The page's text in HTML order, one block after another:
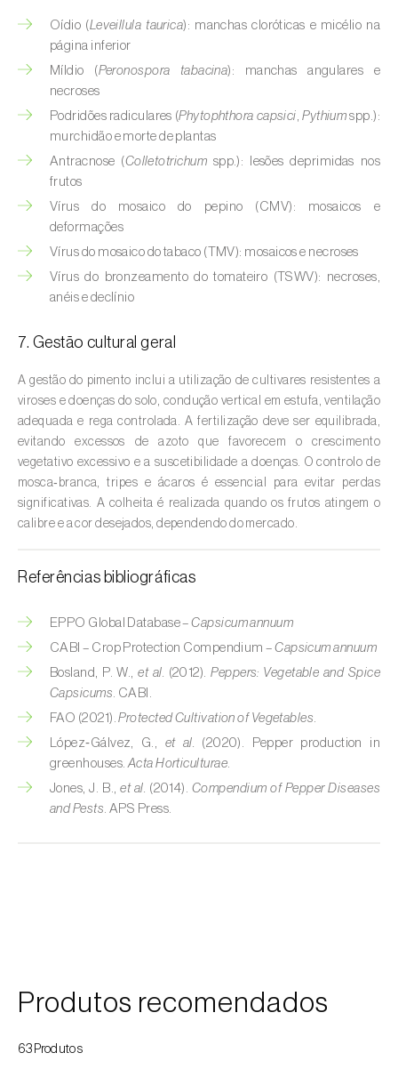
Cana-de-açúcar (
Cânhamo / Canábis (Cannabis sativa )
Carambola (Averrhoa carambola)
Carpino-europeu (Carpinus betulus)
Carvalhos ( Quercus spp. e Fagus spp.
Castanheiro (
Cebola (Allium cepa)
Daucus carota
Centeio (Secale cereale )
Cerejeira ( Prunus avium L. )
Cevada (Hordeum vulgare)
Cherovia / Pastinaca (Pastinaca sativa )
Citrus spp.
Colza (Brassica napus)
Coqueiro ( Cocos nucifera)
Couve (Brassica oleracea)
Craveiro (Dianthus caryophyllus )
Espargo (
Oídio (Leveillula taurica): manchas cloróticas e micélio na
página inferior
Míldio (Peronospora tabacina): manchas angulares e
necroses
Podridões radiculares (Phytophthora capsici,Pythium spp.):
murchidão e morte de plantas
Antracnose (Colletotrichumspp.): lesões deprimidas nos
frutos
Vírus do mosaico do pepino (CMV): mosaicos e
deformações
Vírus do mosaico do tabaco (TMV): mosaicos e necroses
Vírus do bronzeamento do tomateiro (TSWV): necroses,
anéis e declínio
7. Gestão cultural geral
A gestão do pimento inclui a utilização de cultivares resistentes a
viroses e doenças do solo, condução vertical em estufa, ventilação
adequada e rega controlada. A fertilização deve ser equilibrada,
evitando excessos de azoto que favorecem o crescimento
vegetativo excessivo e a suscetibilidade a doenças. O controlo de
mosca‑branca, tripes e ácaros é essencial para evitar perdas
significativas. A colheita é realizada quando os frutos atingem o
calibre e a cor desejados, dependendo do mercado.
Referências bibliográficas
EPPO Global Database –Capsicum annuum
CABI – Crop Protection Compendium –Capsicum annuum
Bosland, P. W.,et al. (2012).Peppers: Vegetable and Spice
Capsicums . CABI.
FAO (2021).Protected Cultivation of Vegetables
López‑Gálvez, G., et al.
(2020). Pepper production in
greenhouses. Acta Horticulturae.
Jones, J. B.,et al. (2014). Compendium of Pepper Diseases
and Pests . APS Press.
Produtos recomendados
63Produtos